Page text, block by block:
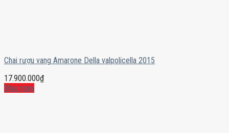
Chai rượu vang Amarone Della valpolicella 2015
17.900.000₫
Mua ngay